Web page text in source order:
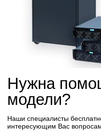
Нужна
модели?
Наши специалисты
интересующим Вас